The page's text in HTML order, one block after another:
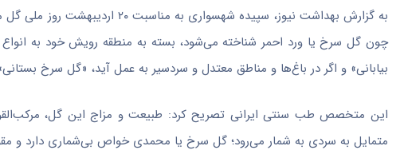
به گزارش بهداشت نیوز، سپیده
چون گل سرخ یا ورد احمر شناخته می‌شود، بسته به منطقه رویش خود به
بیابانی» و اگر در باغ‌ها و مناطق معتدل و سردسیر به عمل آید، «گل سرخ
این‌ متخصص طب سنتی ایرانی تصریح کرد: طبیعت و مزاج این گل،
متمایل به سردی به شمار می‌رود؛ گل سرخ یا محمدی خواص بی‌شماری دارد و